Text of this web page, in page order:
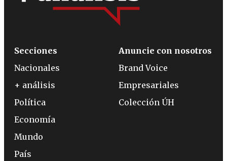
Secciones
Nacionales
+ análisis
Política
Economía
Mundo
País
Anuncie con nosotros
Brand Voice
Empresariales
Colección ÚH